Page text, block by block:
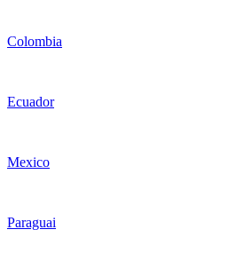
Colombia
Ecuador
Mexico
Paraguai